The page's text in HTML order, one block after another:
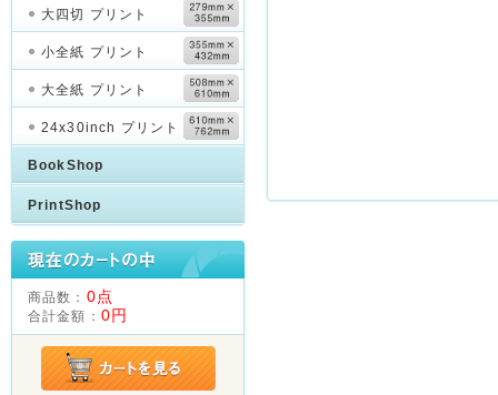
大四切 プリント
小全紙 プリント
大全紙 プリント
24x30inch プリント
BookShop
PrintShop
商品数： 0点
合計金額： 0円